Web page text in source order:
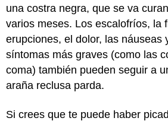
una costra negra, que se va
varios meses. Los escalofríos, la
erupciones, el dolor, las náuseas
síntomas más graves (como las
coma) también pueden seguir a
araña reclusa parda.
Si crees que te puede haber